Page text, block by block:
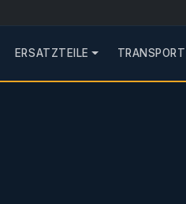
ERSATZTEILE TRANSPORT